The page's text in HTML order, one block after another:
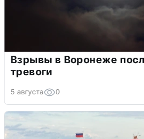
Взрывы в Воронеже
тревоги
5 августа 0